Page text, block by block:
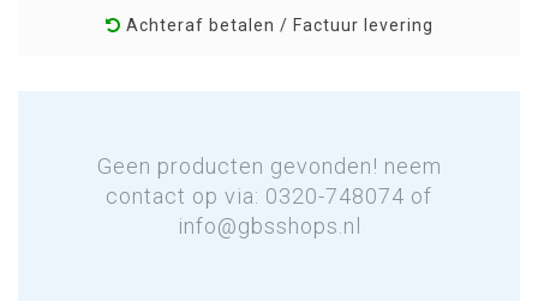
Achteraf betalen / Factuur levering
Geen producten gevonden! neem
contact op via: 0320-748074 of
info@gbsshops.nl